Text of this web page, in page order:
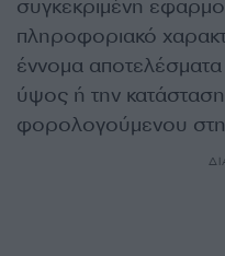
συγκεκριμένη
πληροφοριακό
έννομα
ύψος ή την
φορολογούμενου